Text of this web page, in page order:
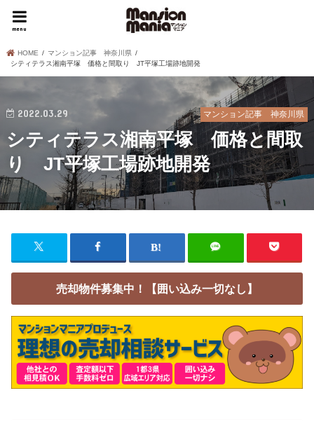
menu
HOME
マンション記事 神奈川県
シティテラス湘南平塚 価格と間取り JT平塚工場跡地開発
マンション記事 神奈川県
2022.03.29
シティテラス湘南平塚 価格と間取
り JT平塚工場跡地開発
売却物件募集中！【囲い込み一切なし】